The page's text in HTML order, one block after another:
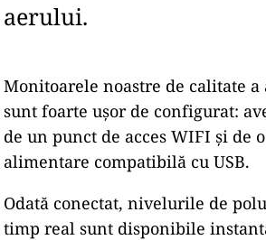
aerului.
Monitoarele noastre de calitate
sunt foarte ușor de configurat:
de un punct de acces WIFI și de
alimentare compatibilă cu USB.
Odată conectat, nivelurile de
timp real sunt disponibile